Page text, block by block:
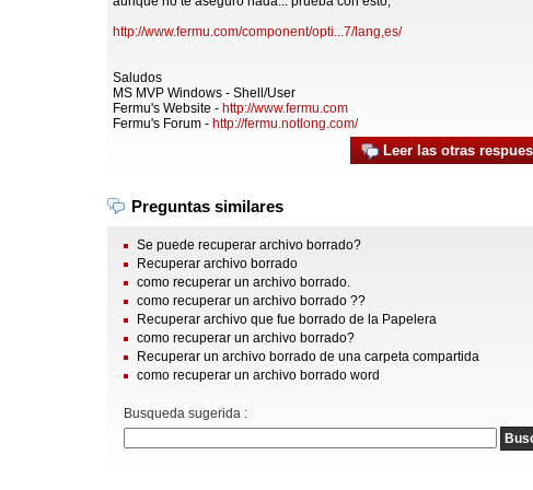
http://www.fermu.com/component/opti...7/lang,es/
Saludos
MS MVP Windows - Shell/User
Fermu's Website - http://www.fermu.com
Fermu's Forum - http://fermu.notlong.com/
Leer las otras
Preguntas similares
Se puede recuperar archivo borrado?
Recuperar archivo borrado
como recuperar un archivo borrado.
como recuperar un archivo borrado ??
Recuperar archivo que fue borrado de la Papelera
como recuperar un archivo borrado?
Recuperar un archivo borrado de una carpeta compartida
como recuperar un archivo borrado word
Busqueda sugerida :